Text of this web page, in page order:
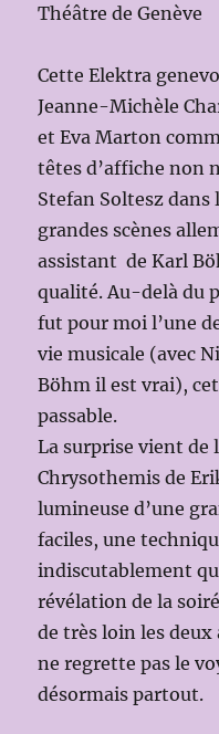
Théâtre de Genève
Cette Elektra
Jeanne-Michèle
et Eva Marton
têtes d’affiche non
Stefan Soltesz dans
grandes scènes
assistant de Karl
qualité. Au-delà du
fut pour moi l’une
vie musicale (avec
Böhm il est vrai),
passable.
La surprise vient de
Chrysothemis de
lumineuse d’une
faciles, une
indiscutablement
révélation de la
de très loin les deux
ne regrette pas le
désormais partout.